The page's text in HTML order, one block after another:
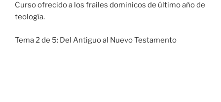
Curso ofrecido a los frailes dominicos de último año de
teología.
Tema 2 de 5: Del Antiguo al Nuevo Testamento